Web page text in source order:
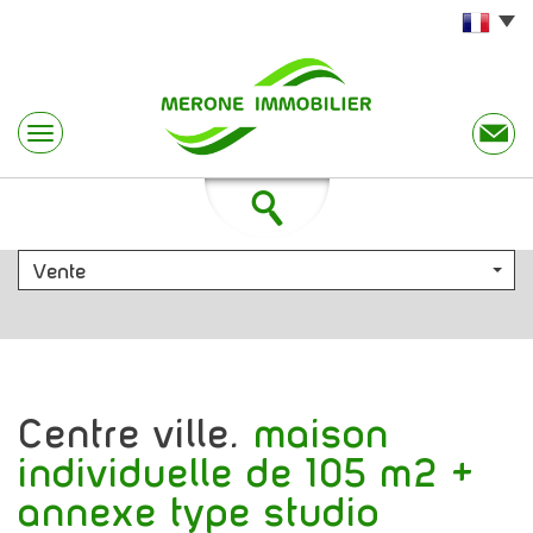
Vente
centre ville. maison
individuelle de 105 m2 +
annexe type studio